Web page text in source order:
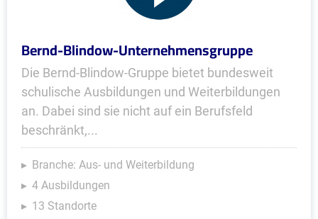
Bernd-Blindow-Unternehmensgruppe
Die Bernd-Blindow-Gruppe bietet bundesweit
schulische Ausbildungen und Weiterbildungen
an. Dabei sind sie nicht auf ein Berufsfeld
beschränkt,...
Branche: Aus- und Weiterbildung
4 Ausbildungen
13 Standorte